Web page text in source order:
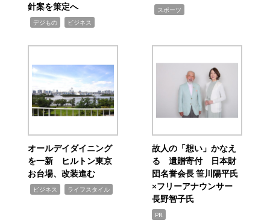
針案を策定へ
デジもの ビジネス
スポーツ
オールデイダイニング
を一新 ヒルトン東京
お台場、改装進む
ビジネス ライフスタイル
故人の「想い」かなえ
る 遺贈寄付 日本財
団名誉会長 笹川陽平氏
×フリーアナウンサー
長野智子氏
PR